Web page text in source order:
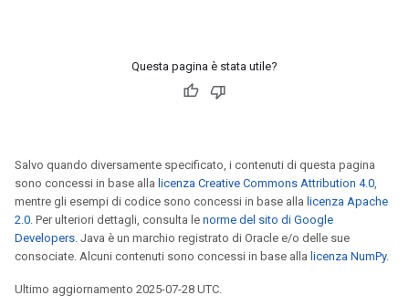
Questa pagina è stata utile?
Salvo quando diversamente specificato, i contenuti di questa pagina
sono concessi in base alla licenza Creative Commons Attribution 4.0,
mentre gli esempi di codice sono concessi in base alla licenza Apache
2.0. Per ulteriori dettagli, consulta le norme del sito di Google
Developers. Java è un marchio registrato di Oracle e/o delle sue
consociate. Alcuni contenuti sono concessi in base alla licenza NumPy.
Ultimo aggiornamento 2025-07-28 UTC.